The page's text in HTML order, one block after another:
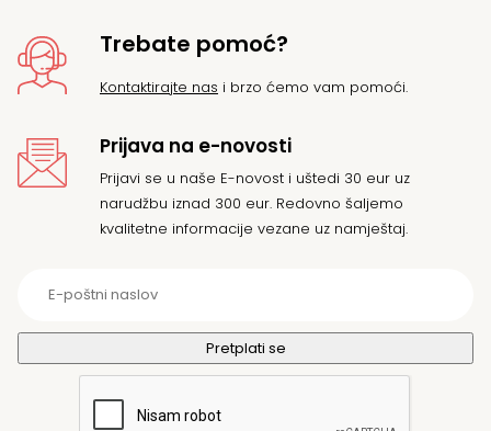
Trebate pomoć?
Kontaktirajte nas i brzo ćemo vam pomoći.
Prijava na e-novosti
Prijavi se u naše E-novost i uštedi 30 eur uz
narudžbu iznad 300 eur. Redovno šaljemo
kvalitetne informacije vezane uz namještaj.